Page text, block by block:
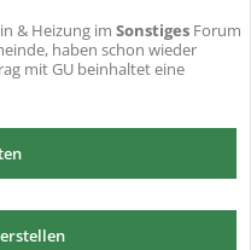
& Heizung im Sonstiges Forum
haben schon wieder
mit GU beinhaltet eine